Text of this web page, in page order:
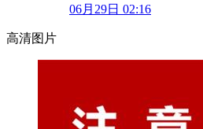
06月29日 02:16
高清图片